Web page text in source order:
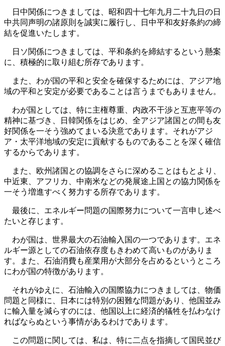
日中関係につきましては、昭和四十七年九月二十九日の日
中共同声明の諸原則を誠実に履行し、日中平和友好条約の締
結を促進いたします。
日ソ関係につきましては、平和条約を締結するという懸案
に、積極的に取り組む所存であります。
また、わが国の平和と安全を確保するためには、アジア地
域の平和と安定が必要であることは言うまでもありません。
わが国としては、特に主権尊重、内政不干渉と互恵平等の
精神に基づき、日韓関係をはじめ、全アジア諸国との間も友
好関係を一そう強めてまいる決意であります。それがアジ
ア・太平洋地域の安定に貢献するものであることを深く確信
するからであります。
また、欧州諸国との協調をさらに深めることはもとより、
中近東、アフリカ、中南米などの発展途上国との協力関係を
一そう増進すべく努力する所存であります。
最後に、エネルギー問題の国際努力について一言申し述べ
たいと存じます。
わが国は、世界最大の石油輸入国の一つであります。エネ
ルギー源としての石油依存度もきわめて高いものがありま
す。また、石油消費も産業用が大部分を占めるというところ
にわが国の特徴があります。
それがゆえに、石油輸入の国際協力につきましては、物価
問題と同様に、日本には特別の困難な問題があり、他国並み
に輸入量を減らすのには、他国以上に経済的犠牲を払わなけ
ればならぬという事情があるわけであります。
この問題に関しては、私は、特に二点を指摘して国民並び